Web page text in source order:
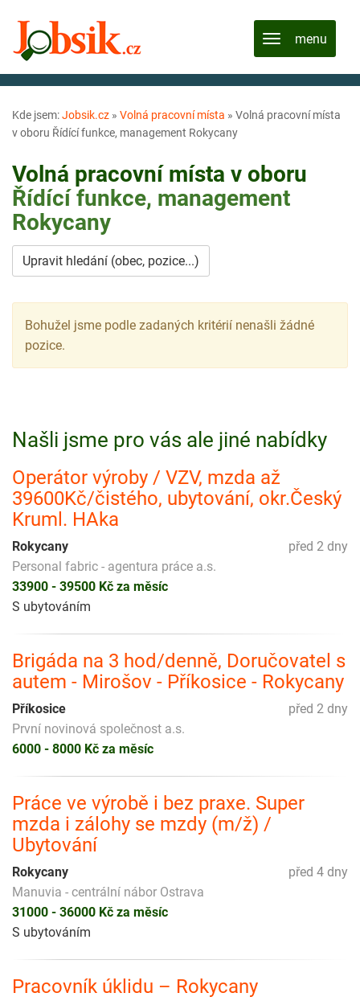
Kde jsem:Jobsik.cz » Volná pracovní místa » Volná pracovní místa
v oboru Řídící funkce, management Rokycany
Volná pracovní místa v oboru
Řídící funkce, management
Rokycany
Upravit hledání (obec, pozice...)
Bohužel jsme podle zadaných kritérií nenašli žádné
pozice.
Našli jsme pro vás ale jiné nabídky
Operátor výroby / VZV, mzda až
39600Kč/čistého, ubytování, okr.Český
Kruml. HAka
před 2 dny
Rokycany
Personal fabric - agentura práce a.s.
33900 - 39500 Kč za měsíc
S ubytováním
Brigáda na 3 hod/denně, Doručovatel s
autem - Mirošov - Příkosice - Rokycany
před 2 dny
Příkosice
První novinová společnost a.s.
6000 - 8000 Kč za měsíc
Práce ve výrobě i bez praxe. Super
mzda i zálohy se mzdy (m/ž) /
Ubytování
před 4 dny
Rokycany
Manuvia - centrální nábor Ostrava
31000 - 36000 Kč za měsíc
S ubytováním
Pracovník úklidu – Rokycany